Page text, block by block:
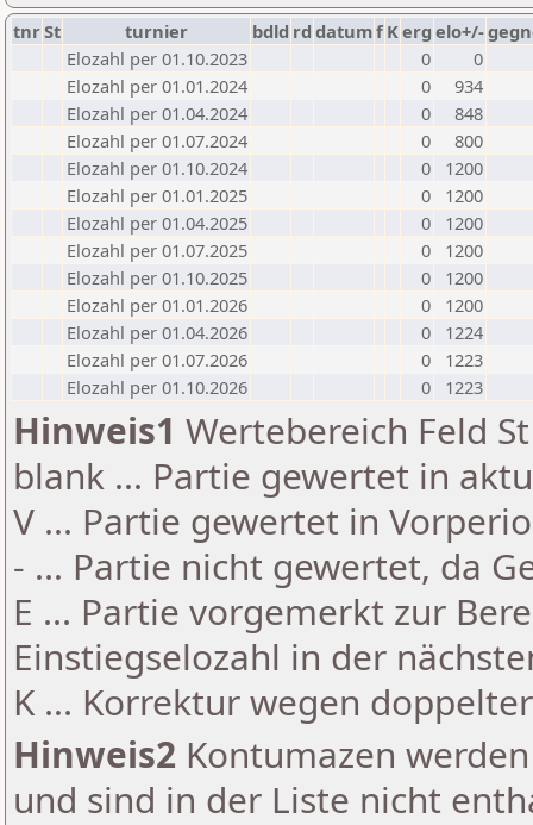
tnrSt turnier bdld rd datumf Kerg elo+/-
Elozahl per 01.10.2023
0
0
Elozahl per 01.01.2024
0
934
Elozahl per 01.04.2024
0
848
Elozahl per 01.07.2024
0
800
Elozahl per 01.10.2024
0
1200
Elozahl per 01.01.2025
0
1200
Elozahl per 01.04.2025
0
1200
Elozahl per 01.07.2025
0
1200
Elozahl per 01.10.2025
0
1200
Elozahl per 01.01.2026
0
1200
Elozahl per 01.04.2026
0
1224
Elozahl per 01.07.2026
0
1223
Elozahl per 01.10.2026
0 1223
Hinweis1 Wertebereich Feld
blank ... Partie gewertet in
V ... Partie gewertet in
- ... Partie nicht gewertet, da
E ... Partie vorgemerkt zur
Einstiegselozahl in der
K ... Korrektur wegen
Hinweis2 Kontumazen
und sind in der Liste nicht